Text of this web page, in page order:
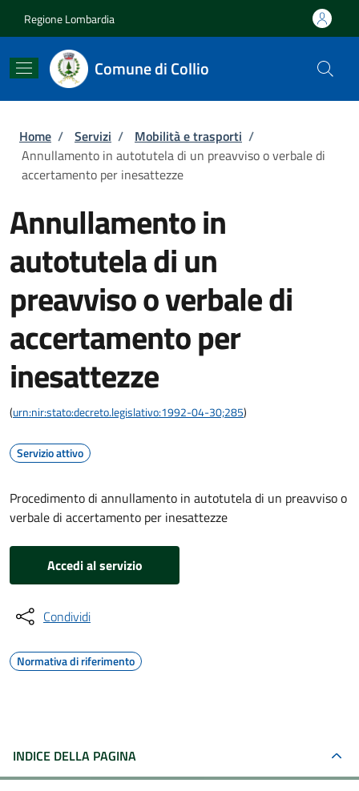
Regione Lombardia
Comune di Collio
Briciole di pane
Home / Servizi / Mobilità e trasporti /
Annullamento in autotutela di un preavviso o verbale di
accertamento per inesattezze
Annullamento in
autotutela di un
preavviso o verbale di
accertamento per
inesattezze
(urn:nir:stato:decreto.legislativo:1992-04-30;285)
Servizio attivo
Procedimento di annullamento in autotutela di un preavviso o
verbale di accertamento per inesattezze
Accedi al servizio
Condividi
Normativa di riferimento
INDICE DELLA PAGINA